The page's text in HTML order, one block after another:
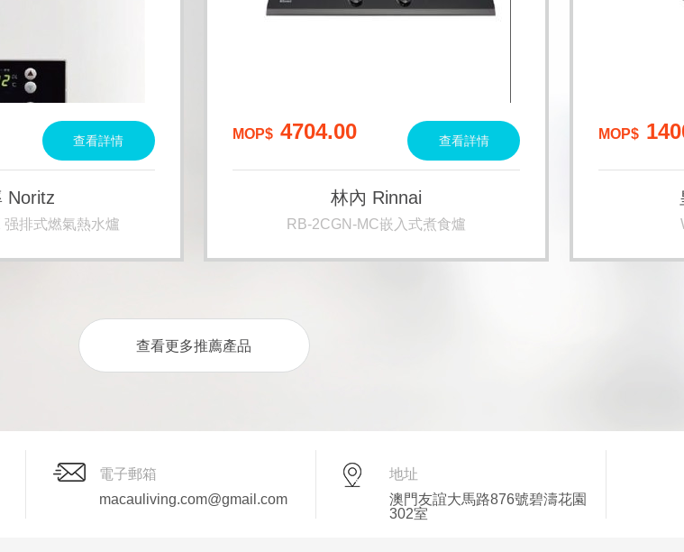
查看詳情
Noritz
排式燃氣熱水爐
MOP$ 4704.00 查看詳情
林內 Rinnai
RB-2CGN-MC嵌入式煮食爐
MOP$
查看更多推薦產品
電子郵箱
macauliving.com@gmail.com
地址
澳門友誼大馬路876號碧濤花園
302室